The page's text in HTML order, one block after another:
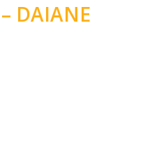
DAIANE